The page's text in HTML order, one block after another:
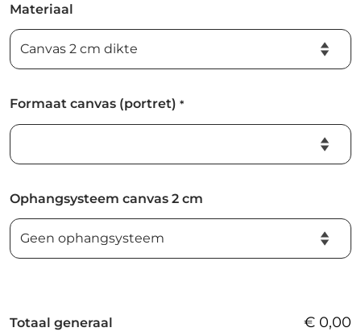
Materiaal
Formaat canvas (portret) *
Ophangsysteem canvas 2 cm
Totaal generaal € 0,00